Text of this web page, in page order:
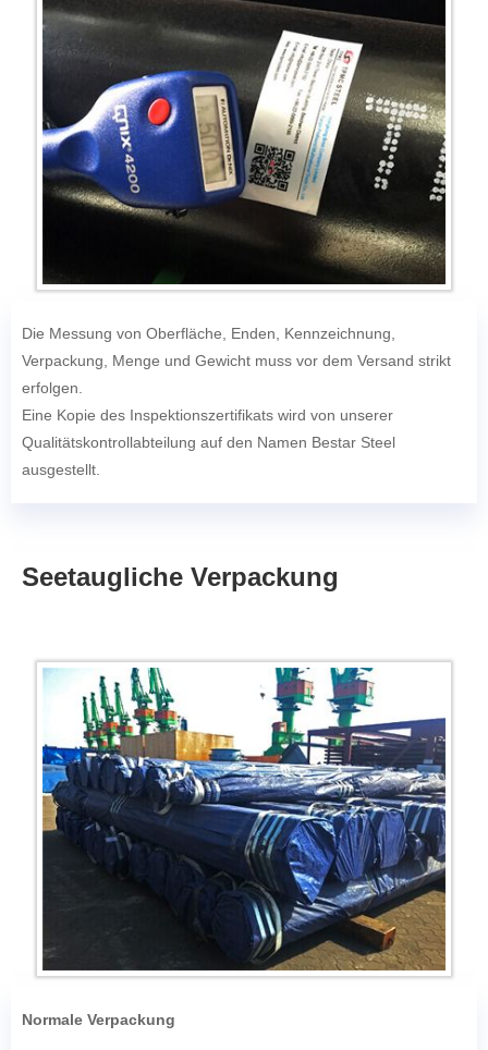
Die Messung von Oberfläche, Enden, Kennzeichnung,
Verpackung, Menge und Gewicht muss vor dem Versand strikt
erfolgen.
Eine Kopie des Inspektionszertifikats wird von unserer
Qualitätskontrollabteilung auf den Namen Bestar Steel
ausgestellt.
Seetaugliche Verpackung
Normale Verpackung